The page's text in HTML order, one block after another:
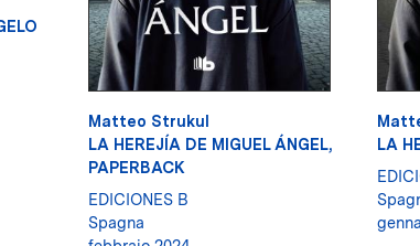
Matteo Strukul
LA HEREJÍA DE MIGUEL ÁNGEL,
PAPERBACK
EDICIONES B
Spagna
LA